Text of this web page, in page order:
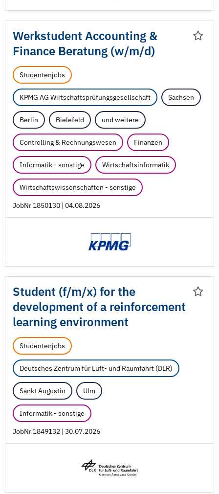
Werkstudent Accounting &
Finance Beratung (w/m/d)
Studentenjobs
KPMG AG Wirtschaftsprüfungsgesellschaft Sachsen
Berlin Bielefeld und weitere
Controlling & Rechnungswesen Finanzen
Informatik - sonstige Wirtschaftsinformatik
Wirtschaftswissenschaften - sonstige
JobNr 1850130 | 04.08.2026
Student (f/m/x) for the
development of a reinforcement
learning environment
Studentenjobs
Deutsches Zentrum für Luft- und Raumfahrt (DLR)
Sankt Augustin Ulm
Informatik - sonstige
JobNr 1849132 | 30.07.2026